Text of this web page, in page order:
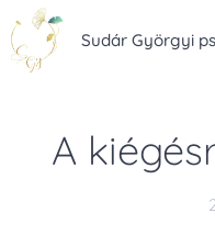
Sudár Györgyi
A